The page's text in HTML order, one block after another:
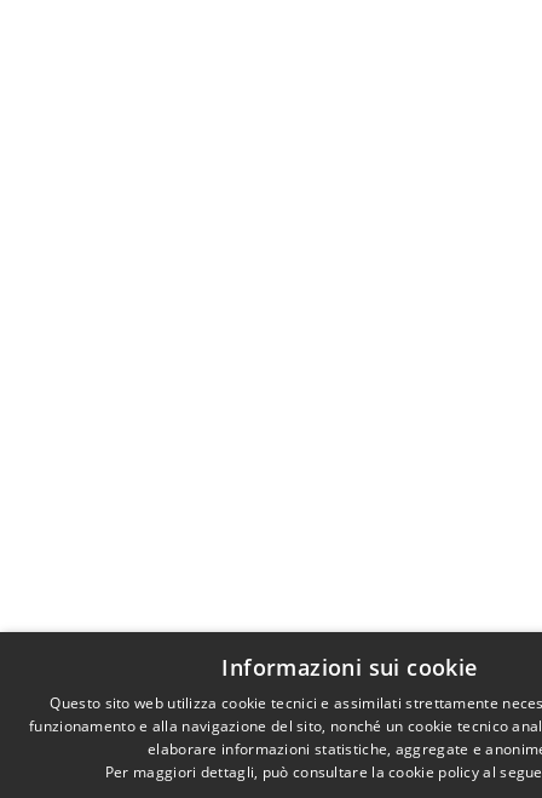
Informazioni sui cookie
Questo sito web utilizza cookie tecnici e assimilati strettamente
funzionamento e alla navigazione del sito, nonché un cookie tecnico
elaborare informazioni statistiche, aggregate e
Per maggiori dettagli, può consultare la cookie policy al